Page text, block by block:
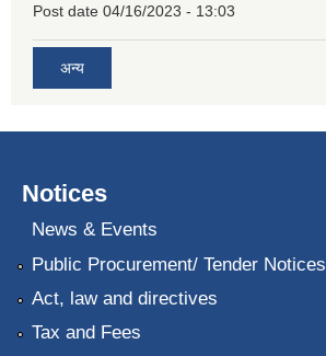
Post date 04/16/2023 - 13:03
अन्य
Notices
News & Events
Public Procurement/ Tender Notices
Act, law and directives
Tax and Fees